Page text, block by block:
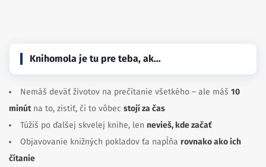
Knihomola je tu pre teba, ak…
Nemáš deväť životov na prečítanie všetkého – ale máš 10
minútna to, zistiť, či to vôbec stojí za čas
Túžiš po ďalšej skvelej knihe, len nevieš, kde začať
Objavovanie knižných pokladov ťa napĺňa rovnako ako ich
čítanie